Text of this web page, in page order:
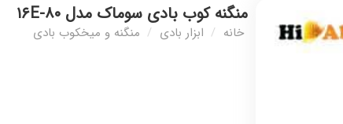
منگنه کوب بادی سوماک مدل ۸۰-۱۶E
خانه / ابزار بادی / منگنه و میخکوب بادی